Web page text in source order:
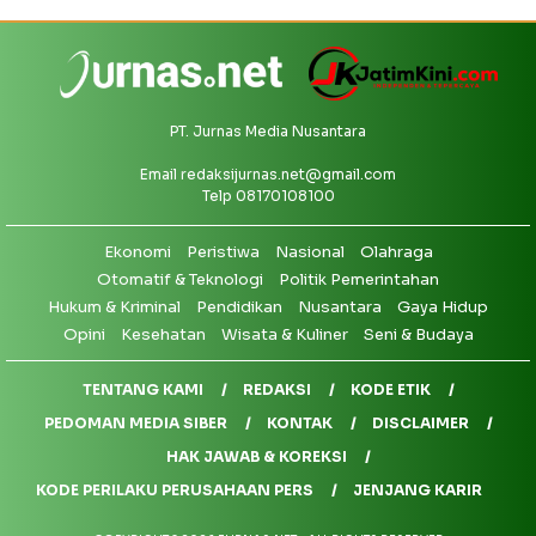
PT. Jurnas Media Nusantara
Email redaksijurnas.net@gmail.com
Telp 08170108100
Ekonomi Peristiwa Nasional
Olahraga
Otomatif & Teknologi
Politik Pemerintahan
Hukum & Kriminal
Pendidikan Nusantara
Gaya Hidup
Opini
Kesehatan Wisata & Kuliner Seni & Budaya
TENTANG KAMI REDAKSI
KODE ETIK
PEDOMAN MEDIA SIBER
KONTAK
DISCLAIMER
HAK JAWAB & KOREKSI
KODE PERILAKU PERUSAHAAN PERS
JENJANG KARIR